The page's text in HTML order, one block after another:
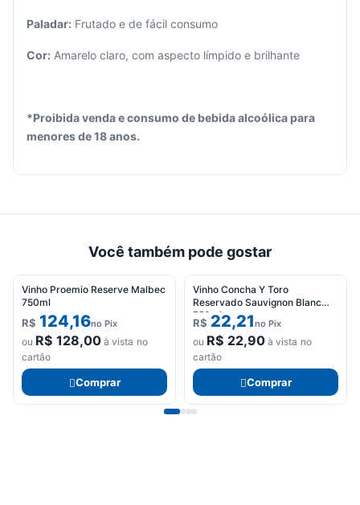
para
Paladar: Frutado e de fácil consumo
Cor: Amarelo claro, com aspecto límpido e brilhante
*Proibida venda e consumo de bebida alcoólica para
menores de 18 anos.
Você também pode gostar
Vinho Proemio Reserve Malbec
750ml
R$ 124,16no Pix
ou R$ 128,00à vista no
cartão
Comprar
Vinho Concha Y Toro
Reservado Sauvignon Blanc
750ml
R$ 22,21no Pix
ou R$ 22,90à vista no
cartão
Comprar